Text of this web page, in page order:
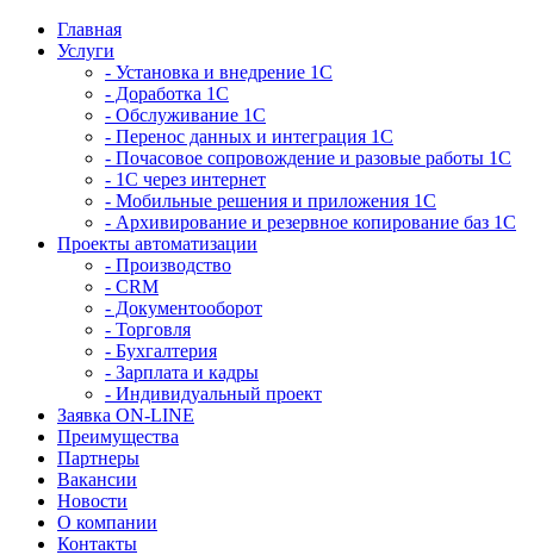
Главная
Услуги
- Установка и внедрение 1С
- Доработка 1С
- Обслуживание 1С
- Перенос данных и интеграция 1С
- Почасовое сопровождение и разовые работы 1С
- 1С через интернет
- Мобильные решения и приложения 1С
- Архивирование и резервное копирование баз 1С
Проекты автоматизации
- Производство
- CRM
- Документооборот
- Торговля
- Бухгалтерия
- Зарплата и кадры
- Индивидуальный проект
Заявка ON-LINE
Преимущества
Партнеры
Вакансии
Новости
О компании
Контакты